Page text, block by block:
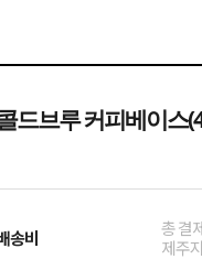
드브루 커피베이스
송비
총 결
제주